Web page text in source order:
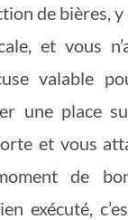
de bières,
et vous
valable
une place
et vous
de
exécuté,